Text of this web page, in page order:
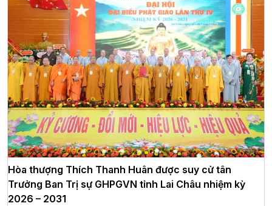
Hòa thượng Thích Thanh Huân được suy cử tân
Trưởng Ban Trị sự GHPGVN tỉnh Lai Châu nhiệm kỳ
2026 – 2031